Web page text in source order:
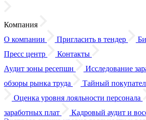
Компания
О компании
Пригласить в тендер
Пресс центр
Контакты
Аудит зоны ресепшн
Исследование
обзоры рынка труда Тайный
Оценка уровня лояльности персонала
заработных плат
Кадровый аудит и